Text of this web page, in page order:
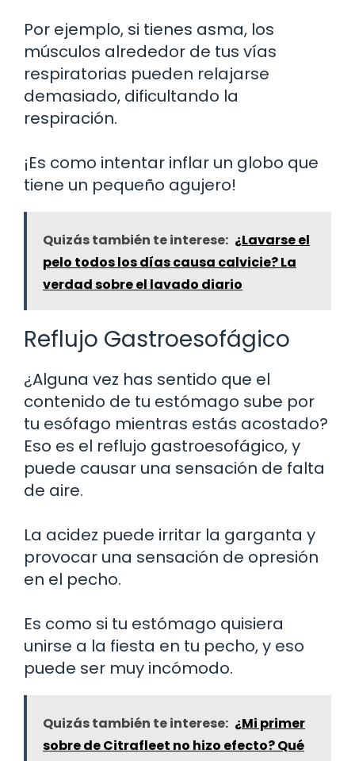
Por ejemplo, si tienes asma, los
músculos alrededor de tus vías
respiratorias pueden relajarse
demasiado, dificultando la
respiración.
¡Es como intentar inflar un globo que
tiene un pequeño agujero!
Quizás también te interese: ¿Lavarse el
pelo todos los días causa calvicie? La
verdad sobre el lavado diario
Reflujo Gastroesofágico
¿Alguna vez has sentido que el
contenido de tu estómago sube por
tu esófago mientras estás acostado?
Eso es el reflujo gastroesofágico, y
puede causar una sensación de falta
de aire.
La acidez puede irritar la garganta y
provocar una sensación de opresión
en el pecho.
Es como si tu estómago quisiera
unirse a la fiesta en tu pecho, y eso
puede ser muy incómodo.
Quizás también te interese: ¿Mi primer
sobre de Citrafleet no hizo efecto? Qué